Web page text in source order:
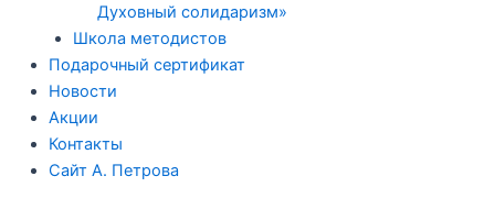
Духовный солидаризм»
Школа методистов
Подарочный сертификат
Новости
Акции
Контакты
Сайт А. Петрова